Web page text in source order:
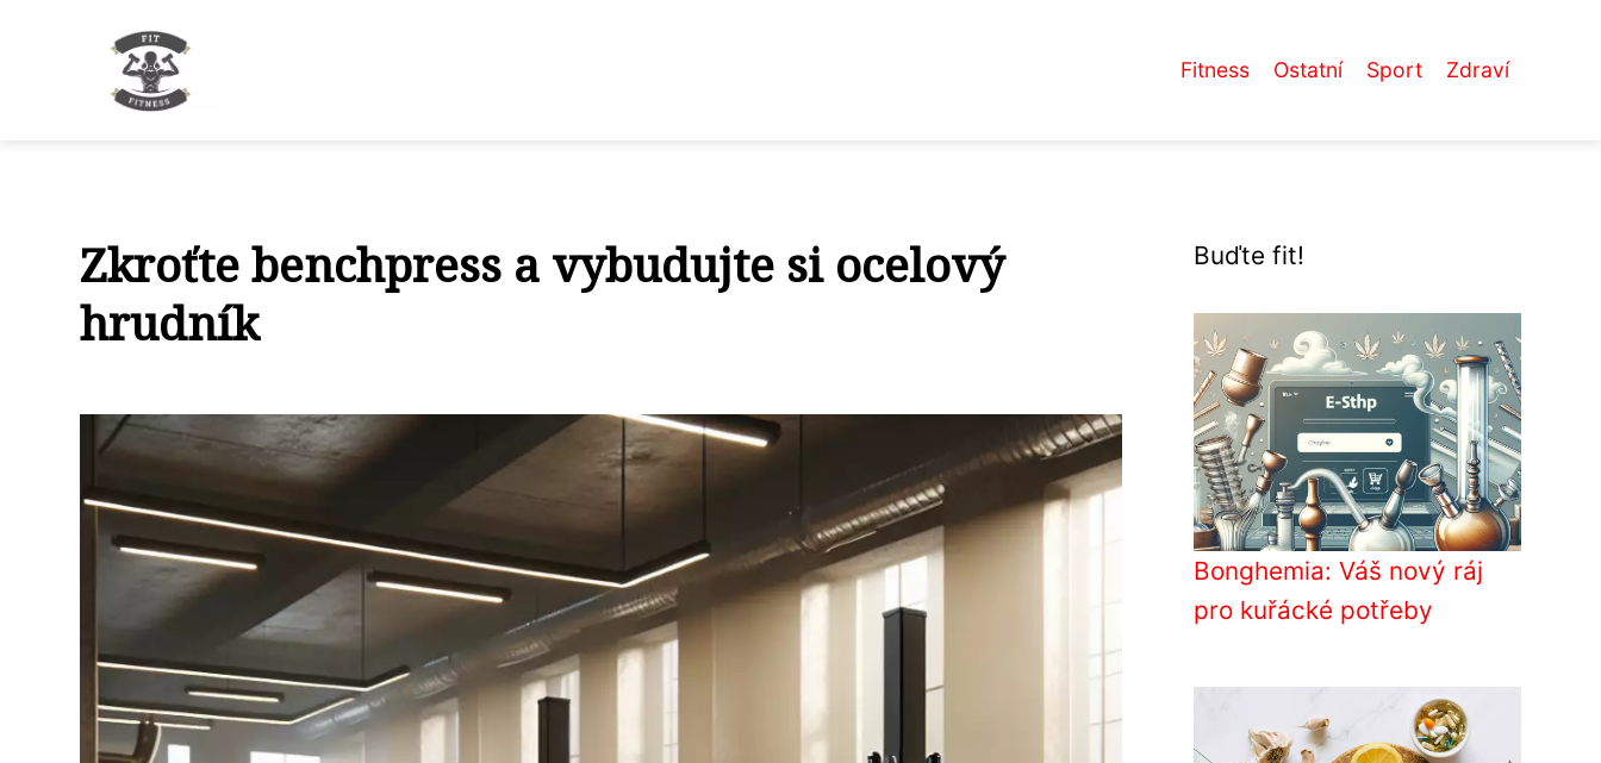
Fitness Ostatní Sport Zdraví
Zkroťte benchpress a vybudujte si ocelový
hrudník
Buďte fit!
Bonghemia: Váš nový ráj
pro kuřácké potřeby